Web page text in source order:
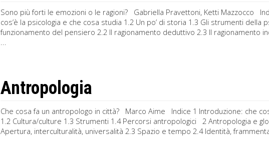
Sono più forti le emozioni o le ragioni? Gabriella Pravettoni, Ketti Mazzocco
cos’è la psicologia e che cosa studia 1.2 Un po’ di storia 1.3 Gli strumenti
funzionamento del pensiero 2.2 Il ragionamento deduttivo 2.3 Il ragionamento
Antropologia
Che cosa fa un antropologo in città? Marco Aime Indice 1 Introduzione: che
1.2 Cultura/culture 1.3 Strumenti 1.4 Percorsi antropologici 2 Antropologia e
Apertura, interculturalità, universalità 2.3 Spazio e tempo 2.4 Identità,